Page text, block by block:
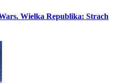
Wielka Republika: Strach